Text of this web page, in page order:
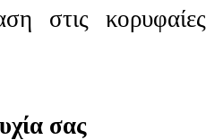
στις κορυφαίες
σας